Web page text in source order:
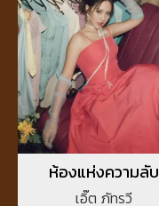
ห้องแห่งความลับ
เอิ๊ต ภัทรวี